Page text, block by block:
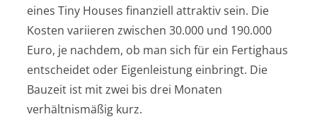
eines Tiny Houses finanziell attraktiv sein. Die
Kosten variieren zwischen 30.000 und 190.000
Euro, je nachdem, ob man sich für ein Fertighaus
entscheidet oder Eigenleistung einbringt. Die
Bauzeit ist mit zwei bis drei Monaten
verhältnismäßig kurz.